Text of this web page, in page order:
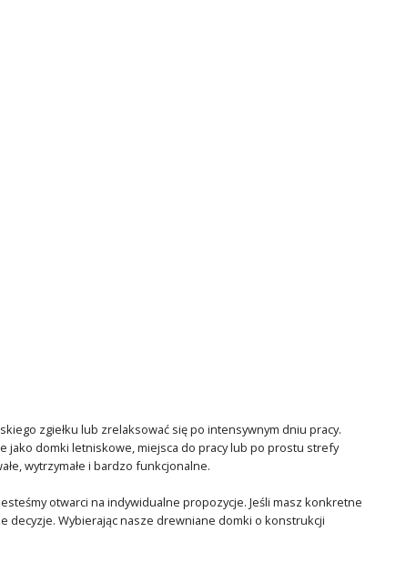
zgiełku lub zrelaksować się po intensywnym dniu pracy.
jako domki letniskowe, miejsca do pracy lub po prostu strefy
wytrzymałe i bardzo funkcjonalne.
otwarci na indywidualne propozycje. Jeśli masz konkretne
decyzje. Wybierając nasze drewniane domki o konstrukcji